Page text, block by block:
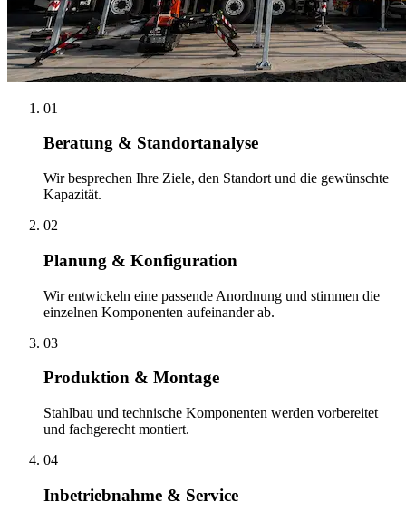
01
Beratung & Standortanalyse
Wir besprechen Ihre Ziele, den Standort und die gewünschte
Kapazität.
02
Planung & Konfiguration
Wir entwickeln eine passende Anordnung und stimmen die
einzelnen Komponenten aufeinander ab.
03
Produktion & Montage
Stahlbau und technische Komponenten werden vorbereitet
und fachgerecht montiert.
04
Inbetriebnahme & Service